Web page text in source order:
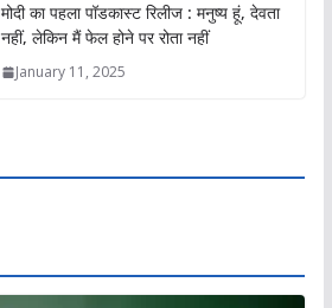
मोदी का पहला पॉडकास्ट रिलीज : मनुष्य हूं, देवता
नहीं, लेकिन मैं फेल होने पर रोता नहीं
January 11, 2025